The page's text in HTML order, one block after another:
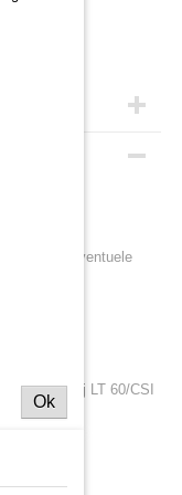
bij eventuele
47 mm. Bij LT 60/CSI
Ok